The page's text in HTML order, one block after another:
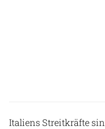
Italiens Streitkräfte